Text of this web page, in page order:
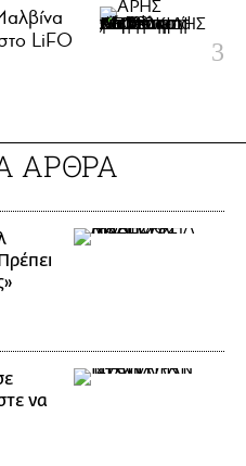
LiFO
ΑΡΘΡΑ
να